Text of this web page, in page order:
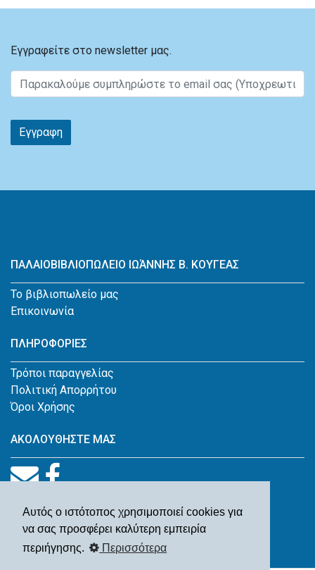
Αυτός ο ιστότοπος χρησιμοποιεί cookies για
να σας προσφέρει καλύτερη εμπειρία
περιήγησης.
Περισσότερα
Εγγραφείτε στο newsletter μας.
Εγγραφη
ΠΑΛΑΙΟΒΙΒΛΙΟΠΩΛΕΙΟ ΙΩΆΝΝΗΣ Β. ΚΟΥΓΕΑΣ
Το βιβλιοπωλείο μας
Επικοινωνία
ΠΛΗΡΟΦΟΡΙΕΣ
Τρόποι παραγγελίας
Πολιτική Απορρήτου
Όροι Χρήσης
ΑΚΟΛΟΥΘΗΣΤΕ ΜΑΣ